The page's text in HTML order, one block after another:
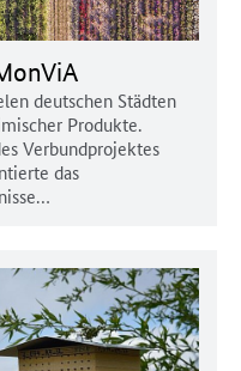
deutschen Städten
Produkte.
Verbundprojektes
das